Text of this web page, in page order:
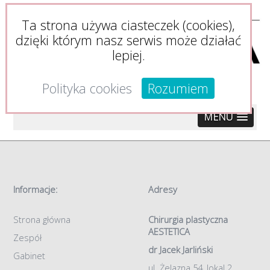
MENU
Informacje:
Strona główna
Zespół
Gabinet
Adresy
Chirurgia plastyczna
AESTETICA
dr Jacek Jarliński
Ta strona używa ciasteczek (cookies),
dzięki którym nasz serwis może działać
lepiej.
Polityka cookies
Rozumiem